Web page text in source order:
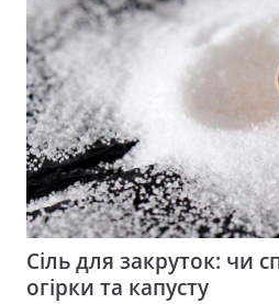
Сіль для закруток: чи
огірки та капусту